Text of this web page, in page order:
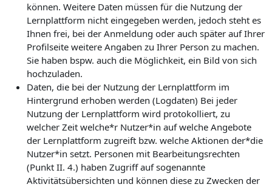
können. Weitere Daten müssen für die Nutzung der
Lernplattform nicht eingegeben werden, jedoch steht es
Ihnen frei, bei der Anmeldung oder auch später auf Ihrer
Profilseite weitere Angaben zu Ihrer Person zu machen.
Sie haben bspw. auch die Möglichkeit, ein Bild von sich
hochzuladen.
Daten, die bei der Nutzung der Lernplattform im
Hintergrund erhoben werden (Logdaten) Bei jeder
Nutzung der Lernplattform wird protokolliert, zu
welcher Zeit welche*r Nutzer*in auf welche Angebote
der Lernplattform zugreift bzw. welche Aktionen der*die
Nutzer*in setzt. Personen mit Bearbeitungsrechten
(Punkt II. 4.) haben Zugriff auf sogenannte
Aktivitätsübersichten und können diese zu Zwecken der